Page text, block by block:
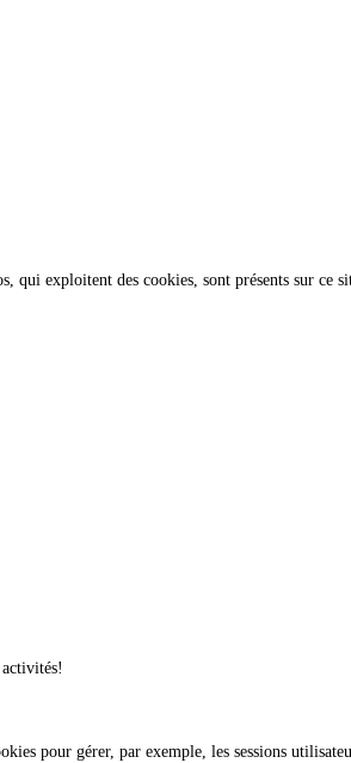
qui exploitent des cookies, sont présents sur
pour gérer, par exemple, les sessions